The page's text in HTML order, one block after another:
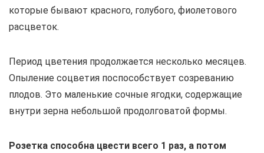
которые бывают красного, голубого, фиолетового
расцветок.
Период цветения продолжается несколько месяцев.
Опыление соцветия поспособствует созреванию
плодов. Это маленькие сочные ягодки, содержащие
внутри зерна небольшой продолговатой формы.
Розетка способна цвести всего 1 раз, а потом